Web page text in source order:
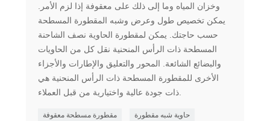
وخزان المياه وما إلى ذلك على معقوفة إذا لزم الأمر.
يمكن تخصيص طول وعرض وشبه المقطورة المسطحة
حسب حاجتك. يمكن لمقطورة الحاوية نصف الشاحنة
المسطحة ذات الرأس المنحنية نقل كل من الحاويات
والبضائع الشائعة. المحور والتعليق والإطارات والأجزاء
الأخرى للمقطورة المسطحة ذات الرأس المنحنية هي
ذات جودة عالية واختيارية من قبل العملاء.
مقطورة مسطحة معقوفة حاوية شبه مقطورة